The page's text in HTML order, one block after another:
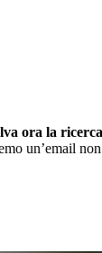
ora la
un’email